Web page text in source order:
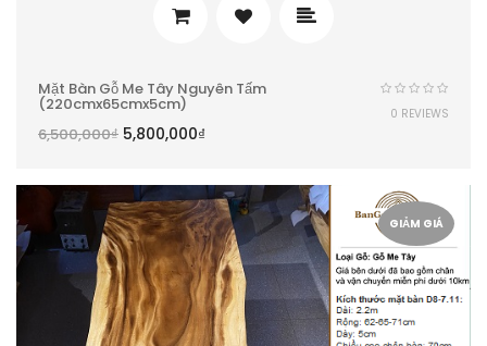
Mặt Bàn Gỗ Me Tây Nguyên Tấm
(220cmx65cmx5cm)
6,500,000₫ 5,800,000₫
0 REVIEWS
GIẢM GIÁ